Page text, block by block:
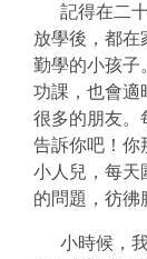
記得在二
放學後 ，都
勤學的小孩子
功課 ，也會
很多的朋友。
告訴你吧！你
小人兒，每天
的問題，彷彿
小時候，